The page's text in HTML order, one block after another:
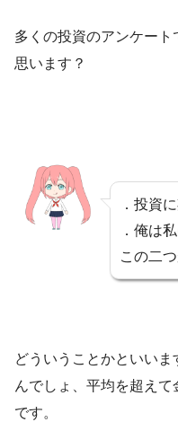
多くの投資のアンケー
思います？
．投資
．俺は
この二
どういうことかといい
んでしょ、平均を超え
です。